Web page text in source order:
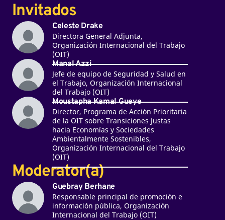
Invitados
Celeste Drake
Directora General Adjunta,
Organización Internacional del Trabajo
(OIT)
Manal Azzi
Jefe de equipo de Seguridad y Salud en
el Trabajo, Organización Internacional
del Trabajo (OIT)
Moustapha Kamal Gueye
Director, Programa de Acción Prioritaria
de la OIT sobre Transiciones Justas
hacia Economías y Sociedades
Ambientalmente Sostenibles,
Organización Internacional del Trabajo
(OIT)
Moderator(a)
Guebray Berhane
Responsable principal de promoción e
información pública, Organización
Internacional del Trabajo (OIT)